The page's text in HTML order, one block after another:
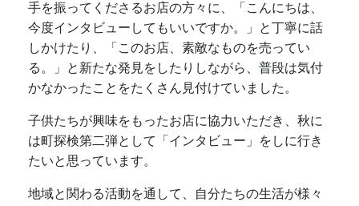
手を振ってくださるお店の方々に、「こんにちは、
今度インタビューしてもいいですか。」と丁寧に話
しかけたり、「このお店、素敵なものを売ってい
る。」と新たな発見をしたりしながら、普段は気付
かなかったことをたくさん見付けていました。
子供たちが興味をもったお店に協力いただき、秋に
は町探検第二弾として「インタビュー」をしに行き
たいと思っています。
地域と関わる活動を通して、自分たちの生活が様々